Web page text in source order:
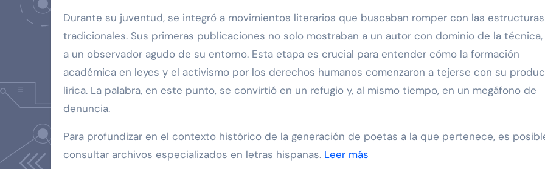
Durante su juventud, se integró a movimientos literarios que buscaban romper con las estructuras
tradicionales. Sus primeras publicaciones no solo mostraban a un autor con dominio de la
a un observador agudo de su entorno. Esta etapa es crucial para entender cómo la formación
académica en leyes y el activismo por los derechos humanos comenzaron a tejerse con su
lírica. La palabra, en este punto, se convirtió en un refugio y, al mismo tiempo, en un megáfono de
denuncia.
Para profundizar en el contexto histórico de la generación de poetas a la que pertenece, es
consultar archivos especializados en letras hispanas. Leer más